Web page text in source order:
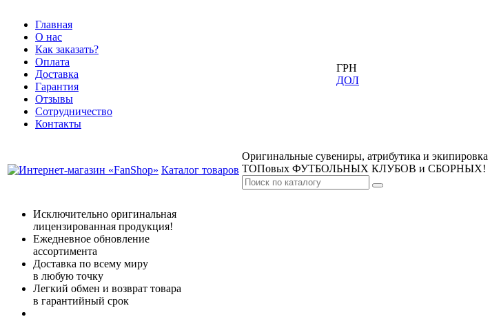
Главная
О нас
Как заказать?
Оплата
Доставка
Гарантия
Отзывы
Сотрудничество
Контакты
ГРН
ДОЛ
Каталог товаров
Оригинальные сувениры, атрибутика и экипировка
ТОПовых ФУТБОЛЬНЫХ КЛУБОВ и СБОРНЫХ!
Исключительно оригинальная
лицензированная продукция!
Ежедневное обновление
ассортимента
Доставка по всему миру
в любую точку
Легкий обмен и возврат товара
в гарантийный срок